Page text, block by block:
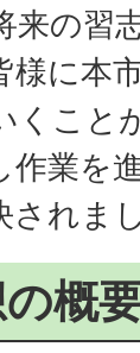
来の習
様に本
くこと
作業を
れまし
概